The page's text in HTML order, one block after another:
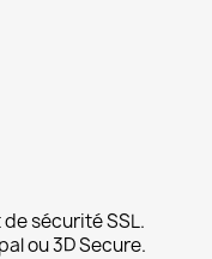
sécurité SSL.
ou 3D Secure.